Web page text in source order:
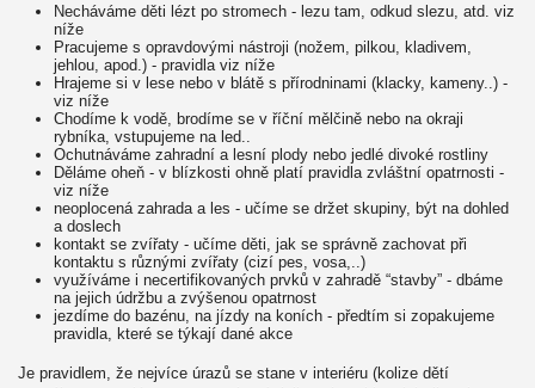
Necháváme děti lézt po stromech - lezu tam, odkud slezu, atd. viz
níže
Pracujeme s opravdovými nástroji (nožem, pilkou, kladivem,
jehlou, apod.) - pravidla viz níže
Hrajeme si v lese nebo v blátě s přírodninami (klacky, kameny..) -
viz níže
Chodíme k vodě, brodíme se v říční mělčině nebo na okraji
rybníka, vstupujeme na led..
Ochutnáváme zahradní a lesní plody nebo jedlé divoké rostliny
Děláme oheň - v blízkosti ohně platí pravidla zvláštní opatrnosti -
viz níže
neoplocená zahrada a les - učíme se držet skupiny, být na dohled
a doslech
kontakt se zvířaty - učíme děti, jak se správně zachovat při
kontaktu s různými zvířaty (cizí pes, vosa,..)
využíváme i necertifikovaných prvků v zahradě “stavby” - dbáme
na jejich údržbu a zvýšenou opatrnost
jezdíme do bazénu, na jízdy na koních - předtím si zopakujeme
pravidla, které se týkají dané akce
Je pravidlem, že nejvíce úrazů se stane v interiéru (kolize dětí